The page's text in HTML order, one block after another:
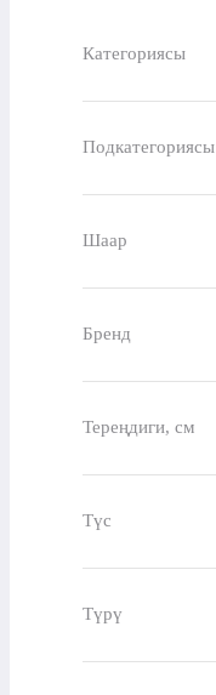
Категориясы
Подкатегориясы
Шаар
Бренд
Тереңдиги, см
Түс
Түрү